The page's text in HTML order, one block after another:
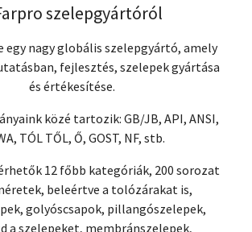
szelepgyártóról
egy nagy globális szelepgyártó, amely
fejlesztés, szelepek gyártása
és értékesítése.
közé tartozik: GB/JB, API, ANSI,
TÓL TŐL, Ő, GOST, NF, stb.
12 főbb kategóriák, 200 sorozat
beleértve a tolózárakat is,
golyóscsapok, pillangószelepek,
a szelepeket, membránszelepek,